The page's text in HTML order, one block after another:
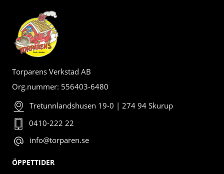
Torparens Verkstad AB
Org.nummer: 556403-6480
Tretunnlandshusen 19-0 | 274 94 Skurup
0410-222 22
info@torparen.se
ÖPPETTIDER